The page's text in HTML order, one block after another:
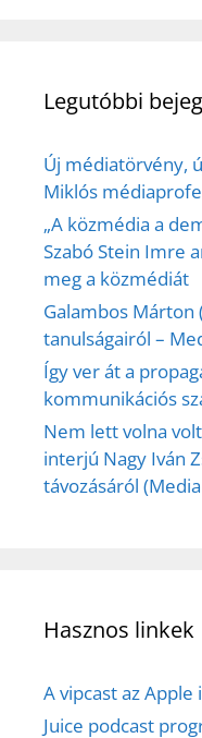
Legutóbbi
Új médiatörvény,
Miklós
„A közmédia a
Szabó Stein Imre
meg a közmédiát
Galambos Márton
tanulságairól –
Így ver át a
kommunikációs
Nem lett volna
interjú Nagy Iván
távozásáról
Hasznos linkek
A vipcast az Apple
Juice podcast